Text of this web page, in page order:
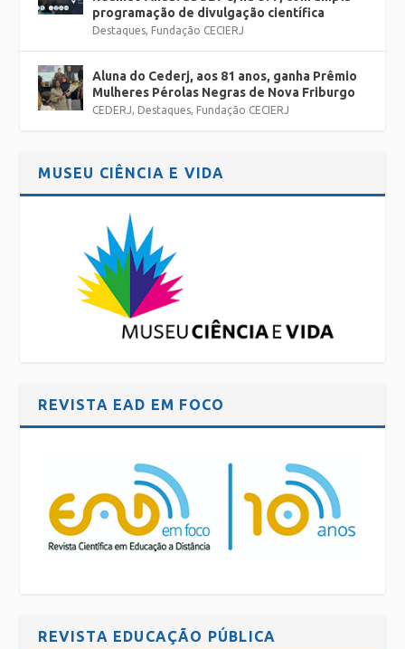
programação de divulgação científica
Destaques, Fundação CECIERJ
Aluna do Cederj, aos 81 anos, ganha Prêmio
Mulheres Pérolas Negras de Nova Friburgo
CEDERJ, Destaques, Fundação CECIERJ
MUSEU CIÊNCIA E VIDA
REVISTA EAD EM FOCO
REVISTA EDUCAÇÃO PÚBLICA